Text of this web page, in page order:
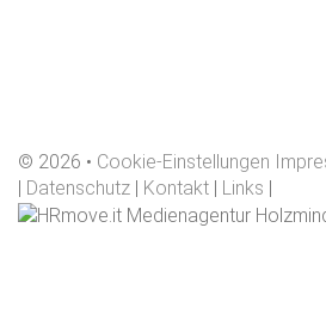
© 2026 Cookie-Einstellungen
Datenschutz Kontakt Links